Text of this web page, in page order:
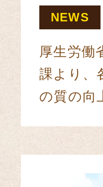
NEWS
厚生労働
課より、
の質の向